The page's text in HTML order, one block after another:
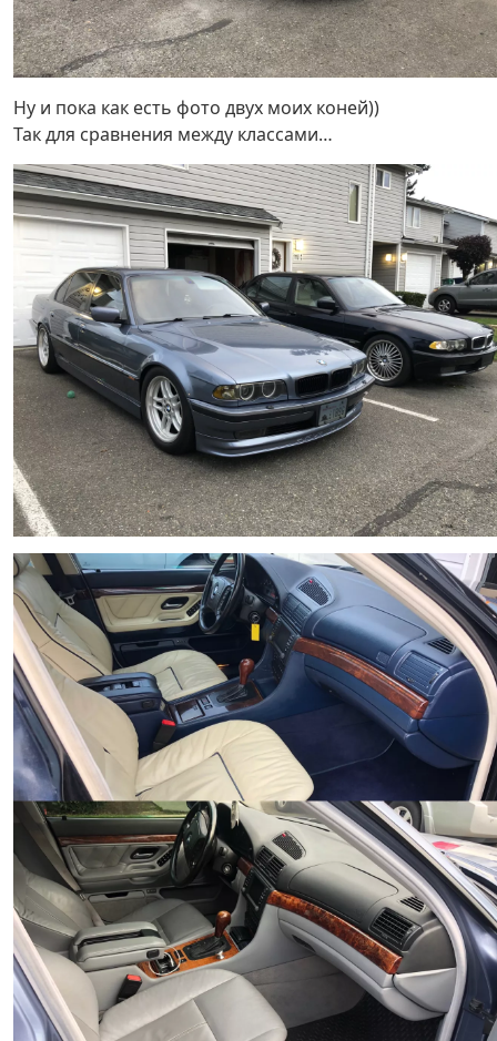
Ну и пока как есть фото двух моих коней))
Так для сравнения между классами…